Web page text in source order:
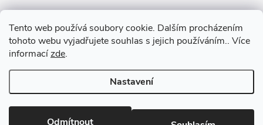
Tento web používá soubory cookie. Dalším procházením
tohoto webu vyjadřujete souhlas s jejich používáním.. Více
informacízde.
Nastavení
Odmítnout
Copyright 2026PanMalina.cz. Všechna práva vyhrazena.Upravit
nastavení cookies